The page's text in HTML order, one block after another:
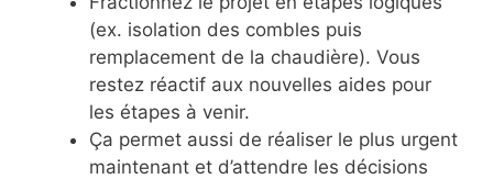
(ex. isolation des combles puis
remplacement de la chaudière). Vous
restez réactif aux nouvelles aides pour
les étapes à venir.
Ça permet aussi de réaliser le plus urgent
maintenant et d’attendre les décisions